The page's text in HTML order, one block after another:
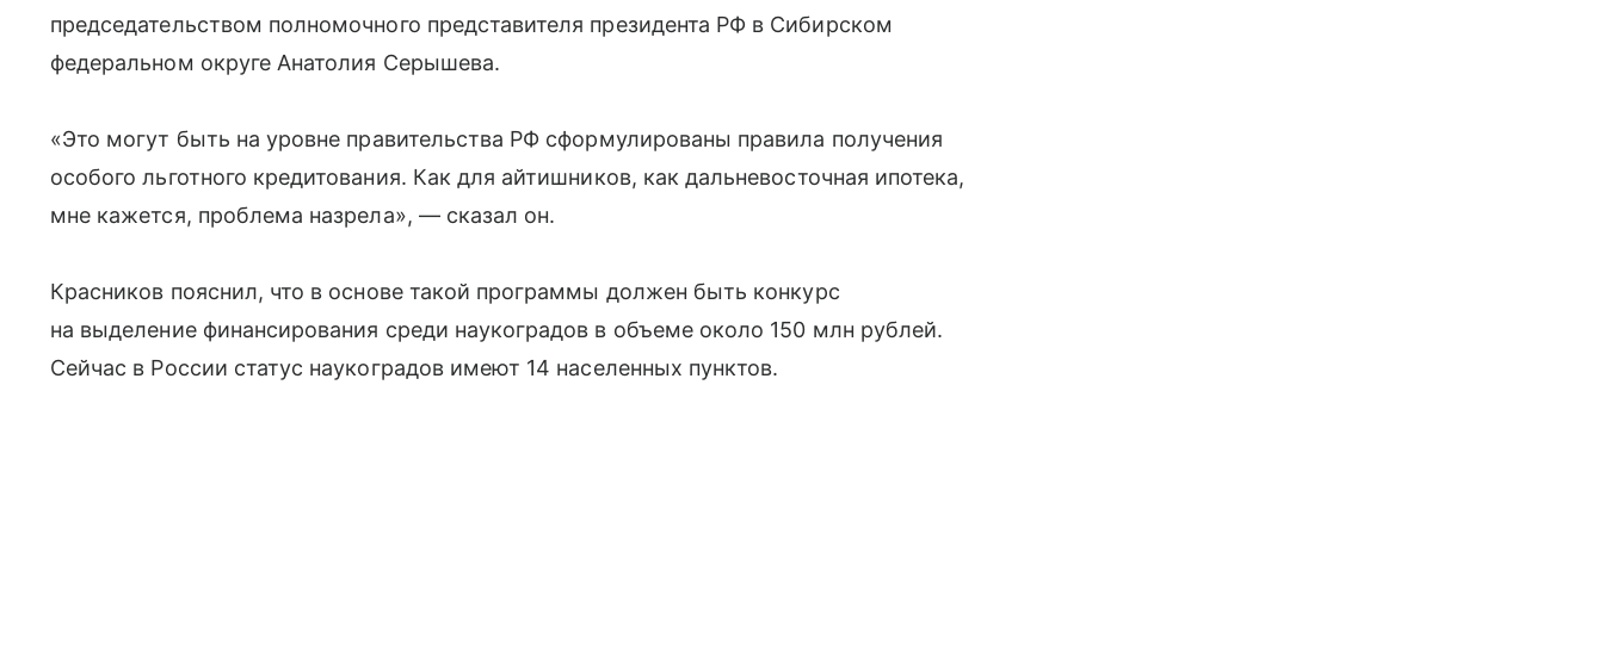
председательством полномочного представителя президента РФ в Сибирском
федеральном округе Анатолия Серышева.
«Это могут быть на уровне правительства РФ сформулированы правила получения
особого льготного кредитования. Как для айтишников, как дальневосточная ипотека,
мне кажется, проблема назрела», — сказал он.
Красников пояснил, что в основе такой программы должен быть конкурс
на выделение финансирования среди наукоградов в объеме около 150 млн рублей.
Сейчас в России статус наукоградов имеют 14 населенных пунктов.